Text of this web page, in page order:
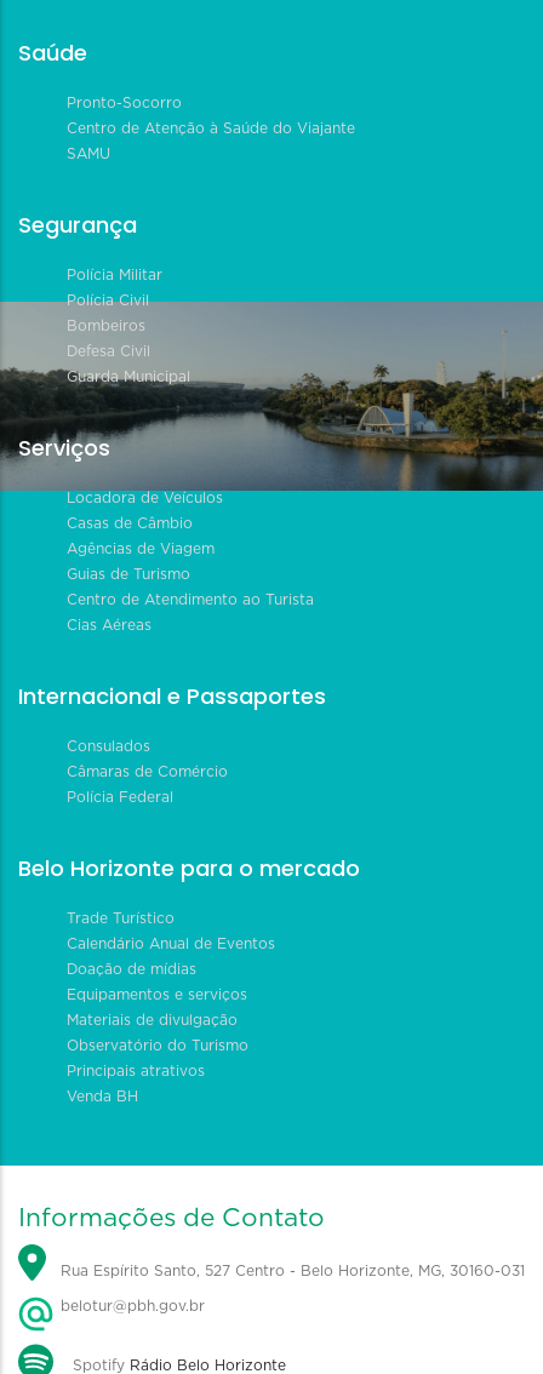
Saúde
Pronto-Socorro
Centro de Atenção à Saúde do Viajante
SAMU
Segurança
Polícia Militar
Polícia Civil
Bombeiros
Defesa Civil
Guarda Municipal
Serviços
Locadora de Veículos
Casas de Câmbio
Agências de Viagem
Guias de Turismo
Centro de Atendimento ao Turista
Cias Aéreas
Internacional e Passaportes
Consulados
Câmaras de Comércio
Polícia Federal
Belo Horizonte para o mercado
Trade Turístico
Calendário Anual de Eventos
Doação de mídias
Equipamentos e serviços
Materiais de divulgação
Observatório do Turismo
Principais atrativos
Venda BH
Informações de Contato
Rua Espírito Santo, 527 Centro - Belo Horizonte, MG, 30160-031
belotur@pbh.gov.br
Spotify Rádio Belo Horizonte